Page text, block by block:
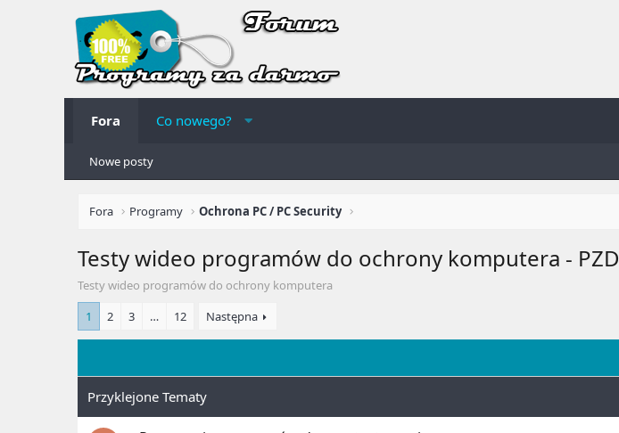
Fora Co nowego?
Nowe posty
Fora Programy Ochrona PC / PC Security
Testy wideo programów do ochrony komputera - PZD
Testy wideo programów do ochrony komputera
1
2 3 … 12 Następna